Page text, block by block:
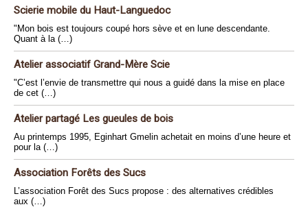
Scierie mobile du Haut-Languedoc
"Mon bois est toujours coupé hors sève et en lune descendante.
Quant à la (…)
Atelier associatif Grand-Mère Scie
"C’est l’envie de transmettre qui nous a guidé dans la mise en place
de cet (…)
Atelier partagé Les gueules de bois
Au printemps 1995, Eginhart Gmelin achetait en moins d’une heure et
pour la (…)
Association Forêts des Sucs
L’association Forêt des Sucs propose : des alternatives crédibles
aux (…)